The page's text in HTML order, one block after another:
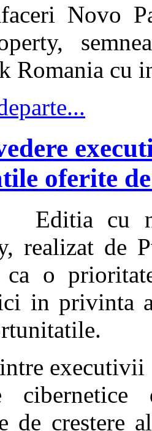
Novo
Romania cu
oferite
Editia cu
realizat de
ca o
in privinta
de crestere